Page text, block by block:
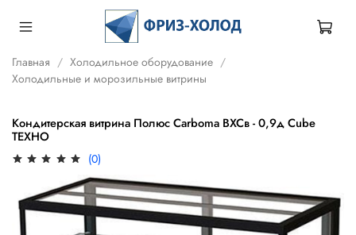
Главная
Холодильное оборудование
Холодильные и морозильные витрины
Кондитерская витрина Полюс Carboma ВХСв - 0,9д Cube
ТЕХНО
(0)